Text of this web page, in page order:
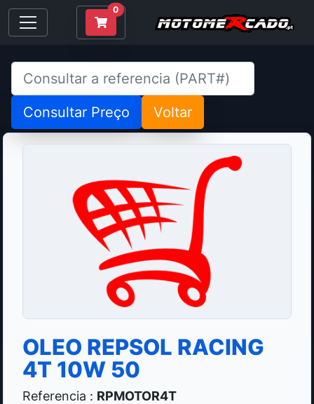
0
Consultar Preço Voltar
OLEO REPSOL RACING
4T 10W 50
Referencia : RPMOTOR4T